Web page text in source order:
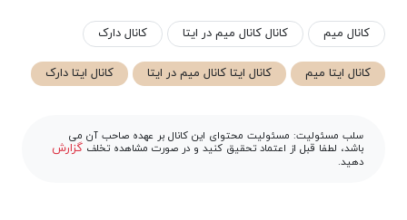
کانال میم کانال کانال میم در ایتا کانال دارک
کانال ایتا میم کانال ایتا کانال میم در ایتا کانال ایتا دارک
سلب مسئولیت: مسئولیت محتوای این کانال بر عهده صاحب آن می
باشد، لطفا قبل از اعتماد تحقیق کنید و در صورت مشاهده تخلف گزارش
دهید.